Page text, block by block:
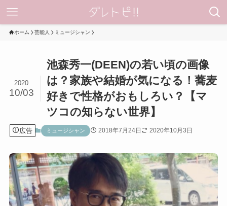
ホーム 芸能人 ミュージシャン
池森秀一(DEEN)の若い頃の画像
は？家族や結婚が気になる！蕎麦
好きで性格がおもしろい？【マ
ツコの知らない世界】
2020
10/03
広告 ミュージシャン 2018年7月24日 2020年10月3日